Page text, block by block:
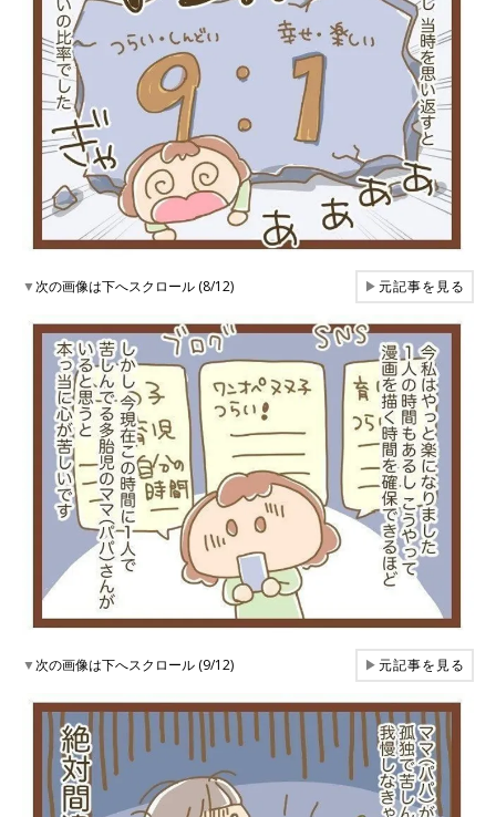
▼次の画像は下へスクロール (8/12) ▶元記事を見る
▼次の画像は下へスクロール (9/12) ▶元記事を見る